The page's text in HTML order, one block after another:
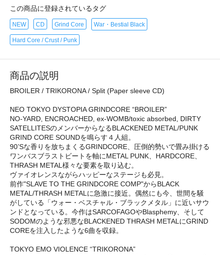
この商品に登録されているタグ
NEW CD Grind Core War・Bestial Black
Hard Core / Crust / Punk
商品の説明
BROILER / TRIKORONA / Split (Paper sleeve CD)
NEO TOKYO DYSTOPIA GRINDCORE “BROILER”
NO-YARD, ENCROACHED, ex-WOMB/toxic absorbed, DIRTY
SATELLITESのメンバーからなるBLACKENED METAL/PUNK
GRIND CORE SOUNDを鳴らす４人組。
90’Sな香りを放ちまくるGRINDCORE、圧倒的勢いで畳み掛ける
ワンバスブラストビートを軸にMETAL PUNK、HARDCORE、
THRASH METAL様々な要素を取り込む。
ヴァイオレンスながらハッピーなステージも必見。
前作"SLAVE TO THE GRINDCORE COMP"からBLACK
METAL/THRASH METALに急激に接近。偶然にも今、世間を騒
がしている「ウォー・ベスチャル・ブラックメタル」に近いサウ
ンドとなっている。今作はSARCOFAGOやBlasphemy、そして
SODOMのような邪悪なBLACKENED THRASH METALにGRIND
COREを注入したような6曲を収録。
TOKYO EMO VIOLENCE “TRIKORONA”